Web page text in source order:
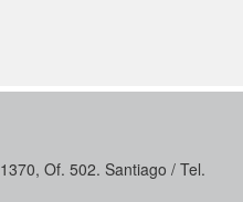
Of. 502. Santiago / Tel.